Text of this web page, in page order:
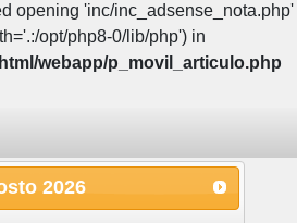
opening 'inc/inc_adsense_nota.php'
opt/php8-0/lib/php') in
webapp/p_movil_articulo.php
2026